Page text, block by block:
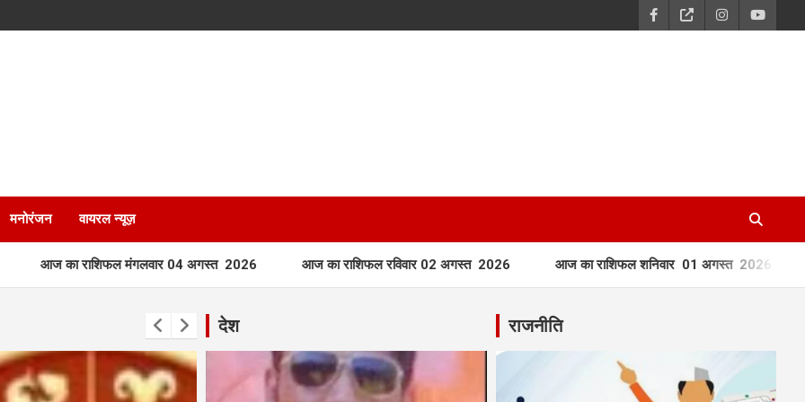
मनोरंजन वायरल न्यूज़
मंगलवार 04 अगस्त 2026 आज का राशिफल रविवार 02 अगस्त 2026 आज का राशिफल शनिवार 01 अगस्त 2026 आज का
देश राजनीति